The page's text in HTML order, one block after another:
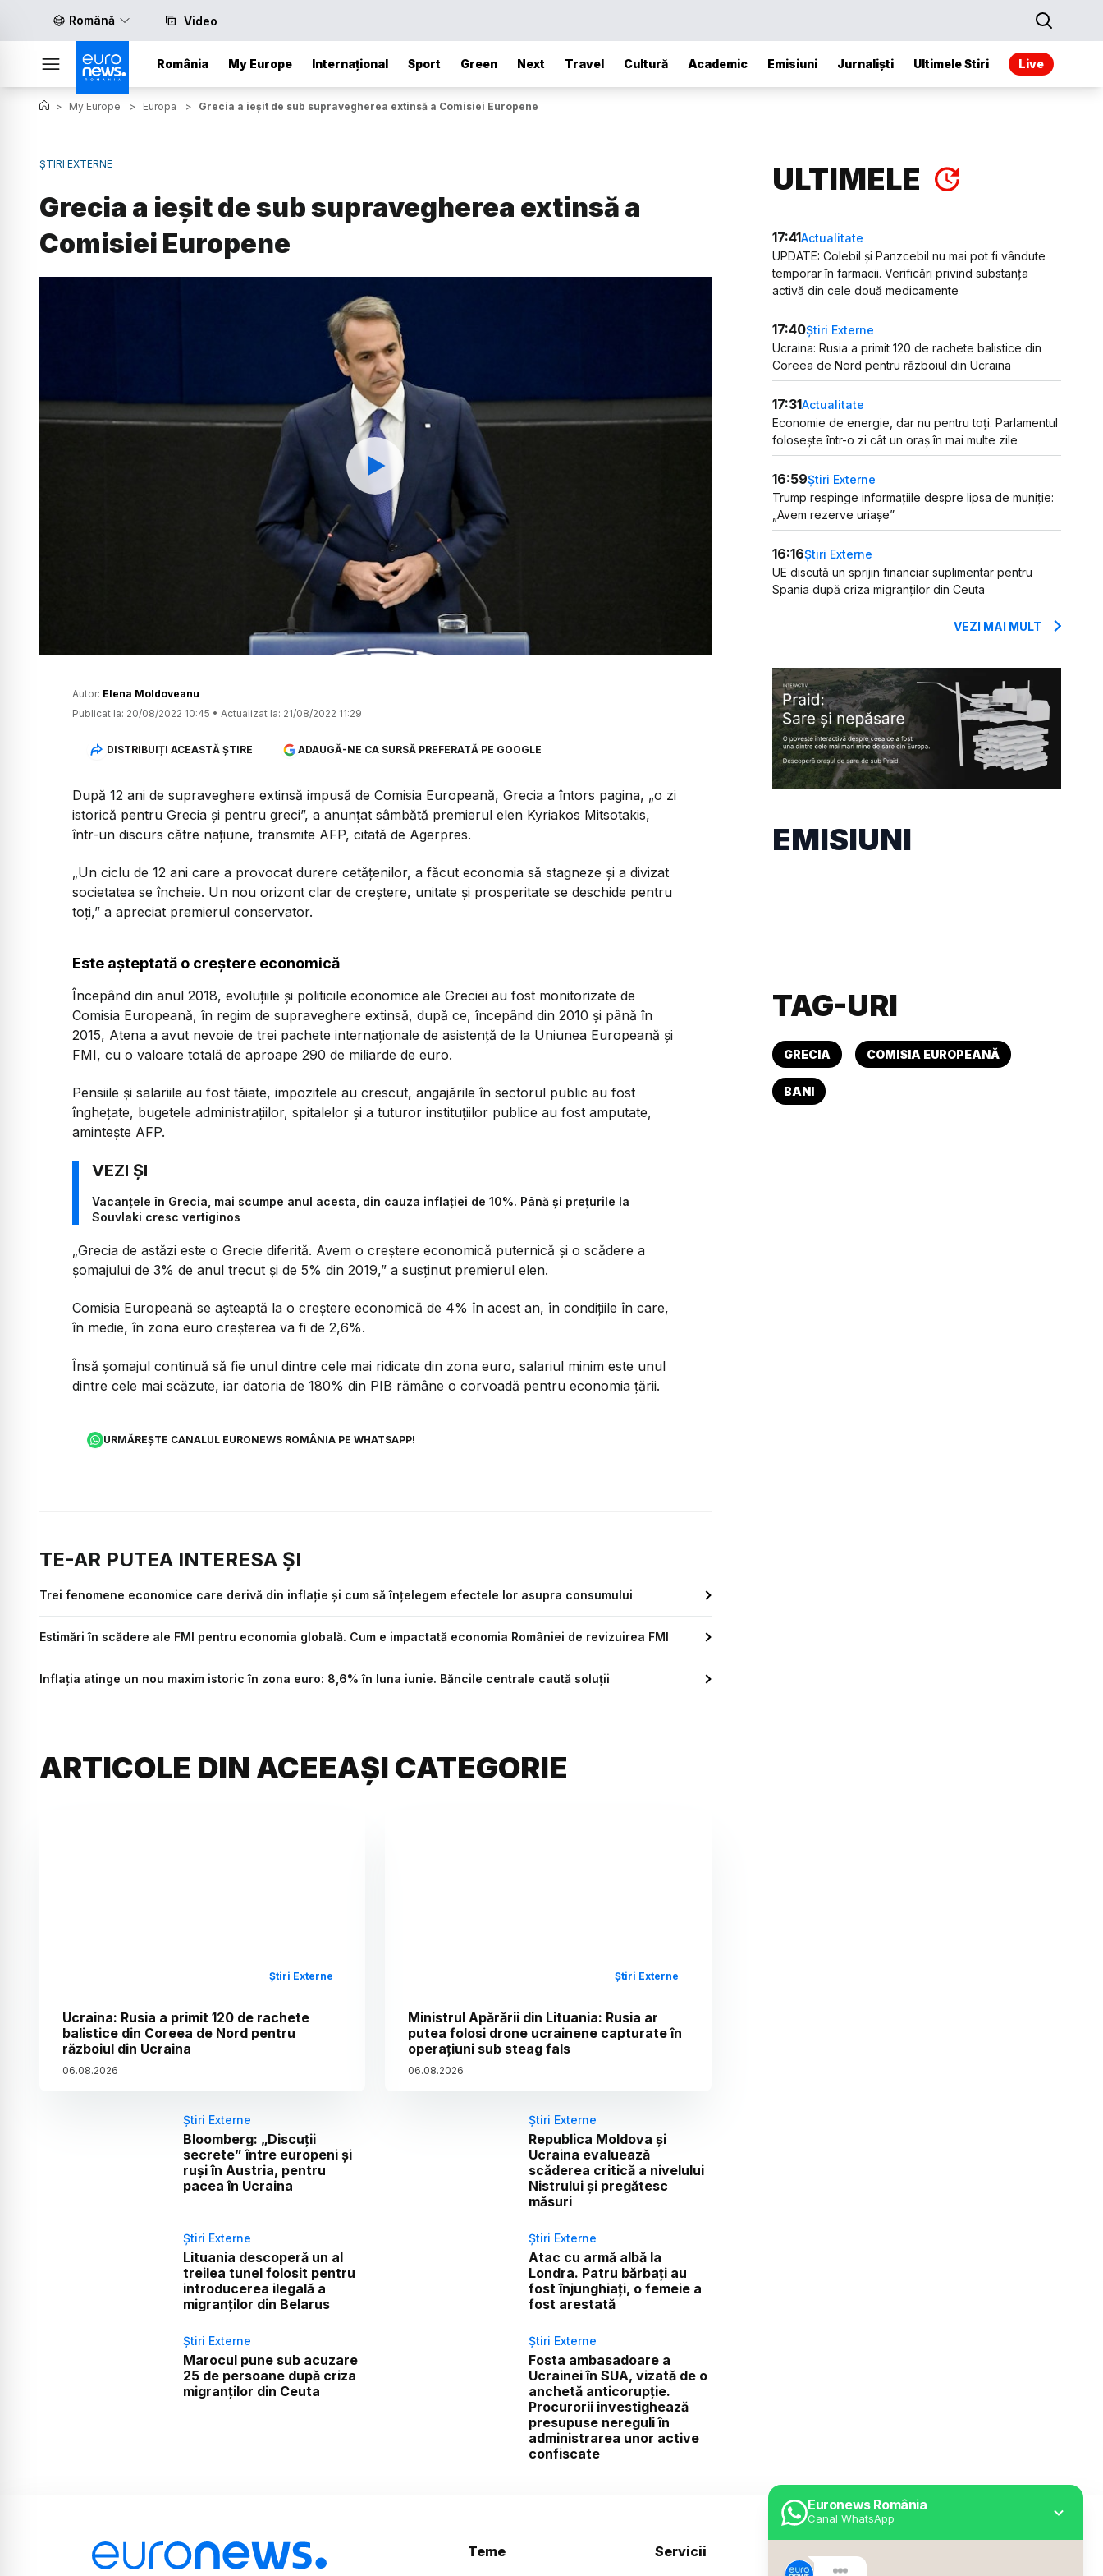
Română Video
România My Europe Internațional Sport Green Next Travel Cultură Academic Emisiuni Jurnaliști Ultimele Stiri Live
Euronews România
Canal WhatsApp
> My Europe > Europa > Grecia a ieșit de sub supravegherea extinsă a Comisiei Europene
ȘTIRI EXTERNE
Grecia a ieșit de sub supravegherea extinsă a
Comisiei Europene
Watch
Autor: Elena Moldoveanu
Publicat la: 20/08/2022 10:45 • Actualizat la: 21/08/2022 11:29
DISTRIBUIȚI ACEASTĂ ȘTIRE ADAUGĂ-NE CA SURSĂ PREFERATĂ PE GOOGLE
După 12 ani de supraveghere extinsă impusă de Comisia Europeană, Grecia a întors pagina, „o zi
istorică pentru Grecia şi pentru greci”, a anunţat sâmbătă premierul elen Kyriakos Mitsotakis,
într-un discurs către naţiune, transmite AFP, citată de Agerpres.
„Un ciclu de 12 ani care a provocat durere cetăţenilor, a făcut economia să stagneze şi a divizat
societatea se încheie. Un nou orizont clar de creştere, unitate şi prosperitate se deschide pentru
toţi,” a apreciat premierul conservator.
Este așteptată o creștere economică
Începând din anul 2018, evoluţiile şi politicile economice ale Greciei au fost monitorizate de
Comisia Europeană, în regim de supraveghere extinsă, după ce, începând din 2010 şi până în
2015, Atena a avut nevoie de trei pachete internaţionale de asistenţă de la Uniunea Europeană şi
FMI, cu o valoare totală de aproape 290 de miliarde de euro.
Pensiile şi salariile au fost tăiate, impozitele au crescut, angajările în sectorul public au fost
îngheţate, bugetele administraţiilor, spitalelor şi a tuturor instituţiilor publice au fost amputate,
aminteşte AFP.
Vacanțele în Grecia, mai scumpe anul acesta, din cauza inflației de 10%. Până și prețurile la
Souvlaki cresc vertiginos
„Grecia de astăzi este o Grecie diferită. Avem o creştere economică puternică şi o scădere a
şomajului de 3% de anul trecut şi de 5% din 2019,” a susţinut premierul elen.
Comisia Europeană se aşteaptă la o creştere economică de 4% în acest an, în condiţiile în care,
în medie, în zona euro creşterea va fi de 2,6%.
Însă şomajul continuă să fie unul dintre cele mai ridicate din zona euro, salariul minim este unul
dintre cele mai scăzute, iar datoria de 180% din PIB rămâne o corvoadă pentru economia ţării.
URMĂREȘTE CANALUL EURONEWS ROMÂNIA PE WHATSAPP!
TE-AR PUTEA INTERESA ȘI
Trei fenomene economice care derivă din inflație și cum să înțelegem efectele lor asupra consumului
Estimări în scădere ale FMI pentru economia globală. Cum e impactată economia României de revizuirea FMI
Inflația atinge un nou maxim istoric în zona euro: 8,6% în luna iunie. Băncile centrale caută soluții
ARTICOLE DIN ACEEAȘI CATEGORIE
Știri Externe
Ucraina: Rusia a primit 120 de rachete
balistice din Coreea de Nord pentru
războiul din Ucraina
06.08.2026
Știri Externe
Ministrul Apărării din Lituania: Rusia ar
putea folosi drone ucrainene capturate în
operațiuni sub steag fals
06.08.2026
Știri Externe
Bloomberg: „Discuții
secrete” între europeni și
ruși în Austria, pentru
pacea în Ucraina
Știri Externe
Republica Moldova și
Ucraina evaluează
scăderea critică a nivelului
Nistrului și pregătesc
măsuri
Știri Externe
Lituania descoperă un al
treilea tunel folosit pentru
introducerea ilegală a
migranților din Belarus
Știri Externe
Atac cu armă albă la
Londra. Patru bărbați au
fost înjunghiați, o femeie a
fost arestată
Știri Externe
Marocul pune sub acuzare
25 de persoane după criza
migranților din Ceuta
Știri Externe
Fosta ambasadoare a
Ucrainei în SUA, vizată de o
anchetă anticorupție.
Procurorii investighează
presupuse nereguli în
administrarea unor active
confiscate
ULTIMELE
17:41Actualitate
UPDATE: Colebil și Panzcebil nu mai pot fi vândute
temporar în farmacii. Verificări privind substanța
activă din cele două medicamente
17:40Știri Externe
Ucraina: Rusia a primit 120 de rachete balistice din
Coreea de Nord pentru războiul din Ucraina
17:31Actualitate
Economie de energie, dar nu pentru toți. Parlamentul
folosește într-o zi cât un oraș în mai multe zile
16:59Știri Externe
Trump respinge informațiile despre lipsa de muniție:
„Avem rezerve uriașe”
16:16Știri Externe
UE discută un sprijin financiar suplimentar pentru
Spania după criza migranților din Ceuta
VEZI MAI MULT
EMISIUNI
TAG-URI
GRECIA COMISIA EUROPEANĂ
BANI
Teme Servicii